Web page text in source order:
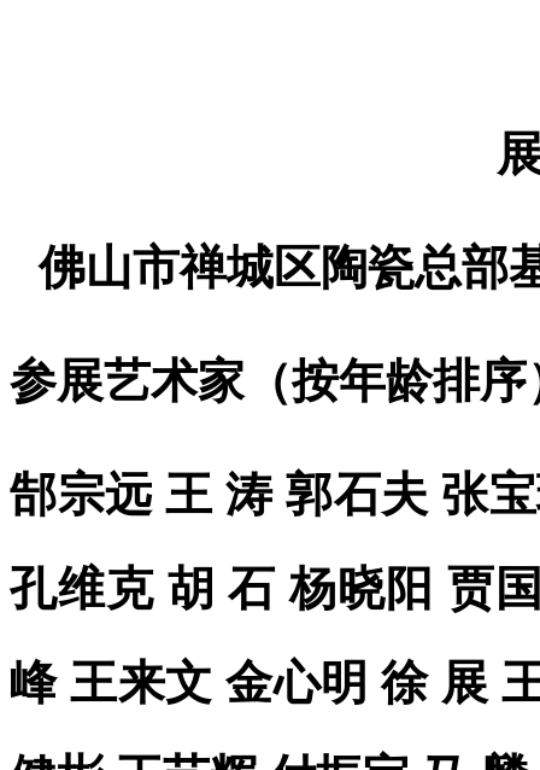
佛山市禅城区陶瓷总部
参展艺术家（按年龄排序
郜宗远 王 涛 郭石夫 张
孔维克 胡 石 杨晓阳 贾
峰 王来文 金心明 徐 展